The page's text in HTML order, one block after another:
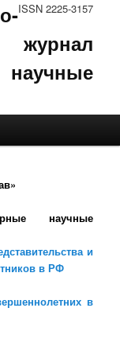
ISSN 2225-3157
научные
и
в РФ
в